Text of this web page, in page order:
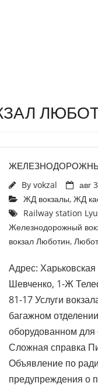
By vokzal
авг
ЖД вокзалы, ЖД
Railway station
Железнодорожный
вокзал Люботин,
Адрес:
Шевченко, 1-Ж
81-17 Услуги
багажном
оборудованном для
Сложная справка
Объявление по
предупреждения о